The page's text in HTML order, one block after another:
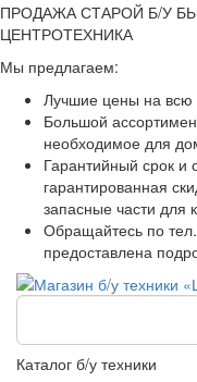
ПРОДАЖА СТАРОЙ Б/У
ЦЕНТРОТЕХНИКА
Мы предлагаем:
Лучшие цены на всю
Большой
необходимое для
Гарантийный срок и
гарантированная
запасные части для
Обращайтесь по тел.
предоставлена
Каталог б/у техники